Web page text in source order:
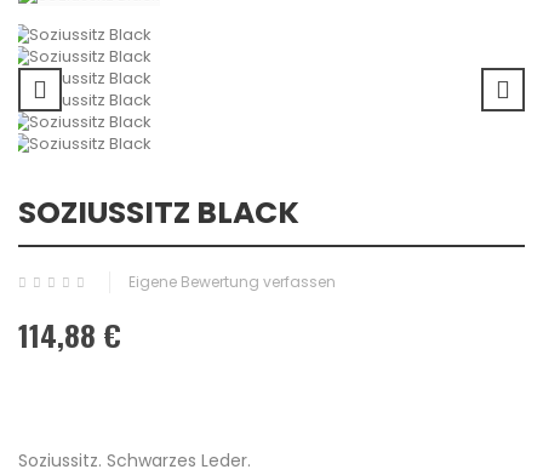
SOZIUSSITZ BLACK
Eigene Bewertung verfassen
114,88 €
Soziussitz. Schwarzes Leder.